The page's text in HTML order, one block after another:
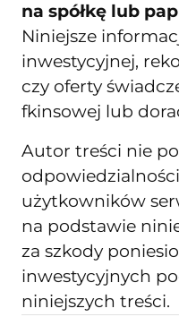
na spółkę lub
Niniejsze
inwestycyjnej,
czy oferty
fkinsowej lub
Autor treści nie
użytkowników
na podstawie
za szkody
inwestycyjnych
niniejszych treści.